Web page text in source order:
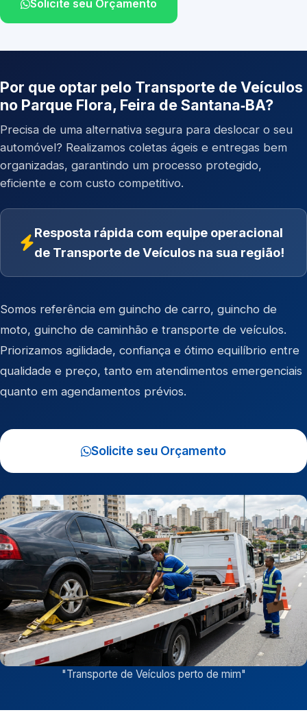
Solicite seu Orçamento
Por que optar pelo Transporte de Veículos
no Parque Flora, Feira de Santana‑BA?
Precisa de uma alternativa segura para deslocar o seu
automóvel? Realizamos coletas ágeis e entregas bem
organizadas, garantindo um processo protegido,
eficiente e com custo competitivo.
Resposta rápida com equipe operacional
de Transporte de Veículos na sua região!
Somos referência em guincho de carro, guincho de
moto, guincho de caminhão e transporte de veículos.
Priorizamos agilidade, confiança e ótimo equilíbrio entre
qualidade e preço, tanto em atendimentos emergenciais
quanto em agendamentos prévios.
Solicite seu Orçamento
"Transporte de Veículos perto de mim"